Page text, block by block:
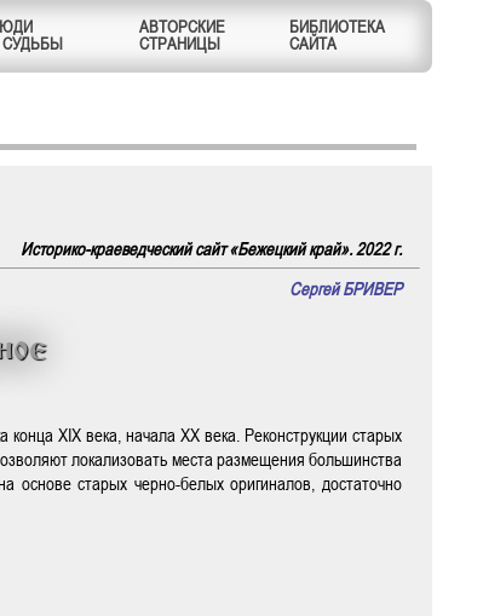
СУДЬБЫ
АВТОРСКИЕ
СТРАНИЦЫ
БИБЛИОТЕКА
САЙТА
Историко-краеведческий сайт «Бежецкий край». 2022 г.
Сергей БРИВЕР
XIX века, начала XX века. Реконструкции старых
локализовать места размещения большинства
старых черно-белых оригиналов, достаточно